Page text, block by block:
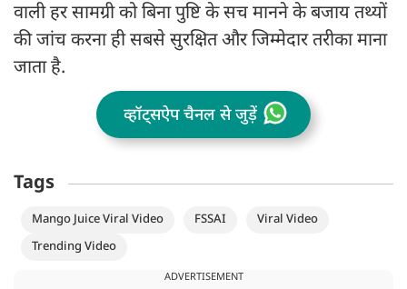
वाली हर सामग्री को बिना पुष्टि के सच मानने के बजाय तथ्यों
की जांच करना ही सबसे सुरक्षित और जिम्मेदार तरीका माना
जाता है.
व्हॉट्सऐप चैनल से जुड़ें
Tags
Mango Juice Viral Video FSSAI
Viral Video
Trending Video
ADVERTISEMENT